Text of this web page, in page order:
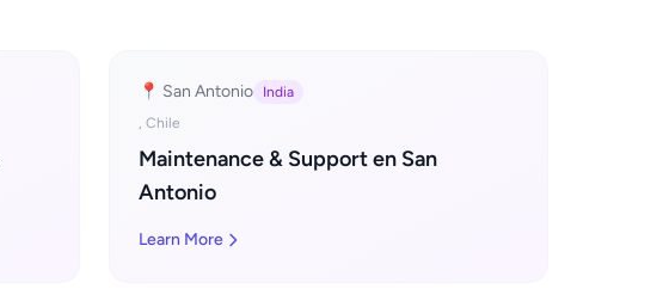
📍 San Antonio
India
, Chile
Maintenance & Support en San
Antonio
Learn More